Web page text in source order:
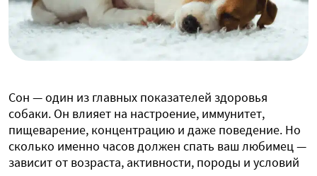
Сон — один из главных показателей здоровья
собаки. Он влияет на настроение, иммунитет,
пищеварение, концентрацию и даже поведение. Но
сколько именно часов должен спать ваш любимец —
зависит от возраста, активности, породы и условий